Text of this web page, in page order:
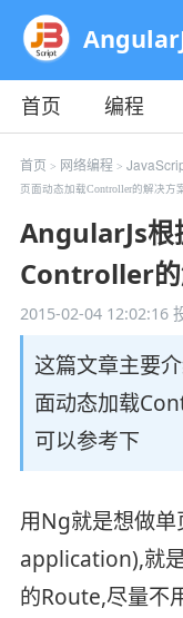
首页 编程
教程
平面
首页 > 网络编程 >
页面动态加载Controller的解决方
AngularJs根
Controller的
2015-02-04 12:02:16
这篇文章主要
面动态加载
可以参考下
用Ng就是想做
application),就
的Route,尽量不